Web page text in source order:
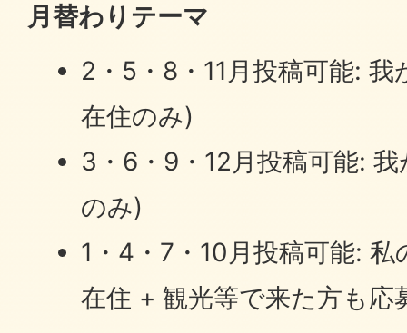
月替わりテーマ
2・5・8・11月投稿可能:
在住のみ)
3・6・9・12月投稿可能:
のみ)
1・4・7・10月投稿可能:
在住 + 観光等で来た方も応